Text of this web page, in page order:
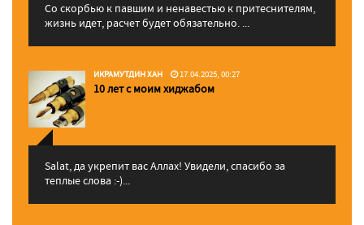
Со скорбью к павшим и ненавестью к притеснителям,
жизнь идет, расчет будет обязательно. ...
ИКРАМУТДИН ХАН 17.04.2025, 00:27
10 лет с моим хиджабом
Salat, да укрепит вас Аллаx! Увидели, спасибо за
теплые слова :-)...